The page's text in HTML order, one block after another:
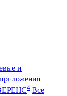
и
4 Все